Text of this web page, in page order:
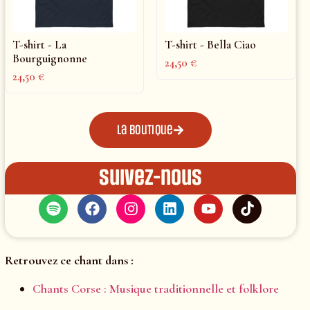
T-shirt - La
Bourguignonne
24,50€
T-shirt - Bella Ciao
24,50€
La boutique
Suivez-nous
Retrouvez ce chant dans :
Chants Corse : Musique traditionnelle et folklore